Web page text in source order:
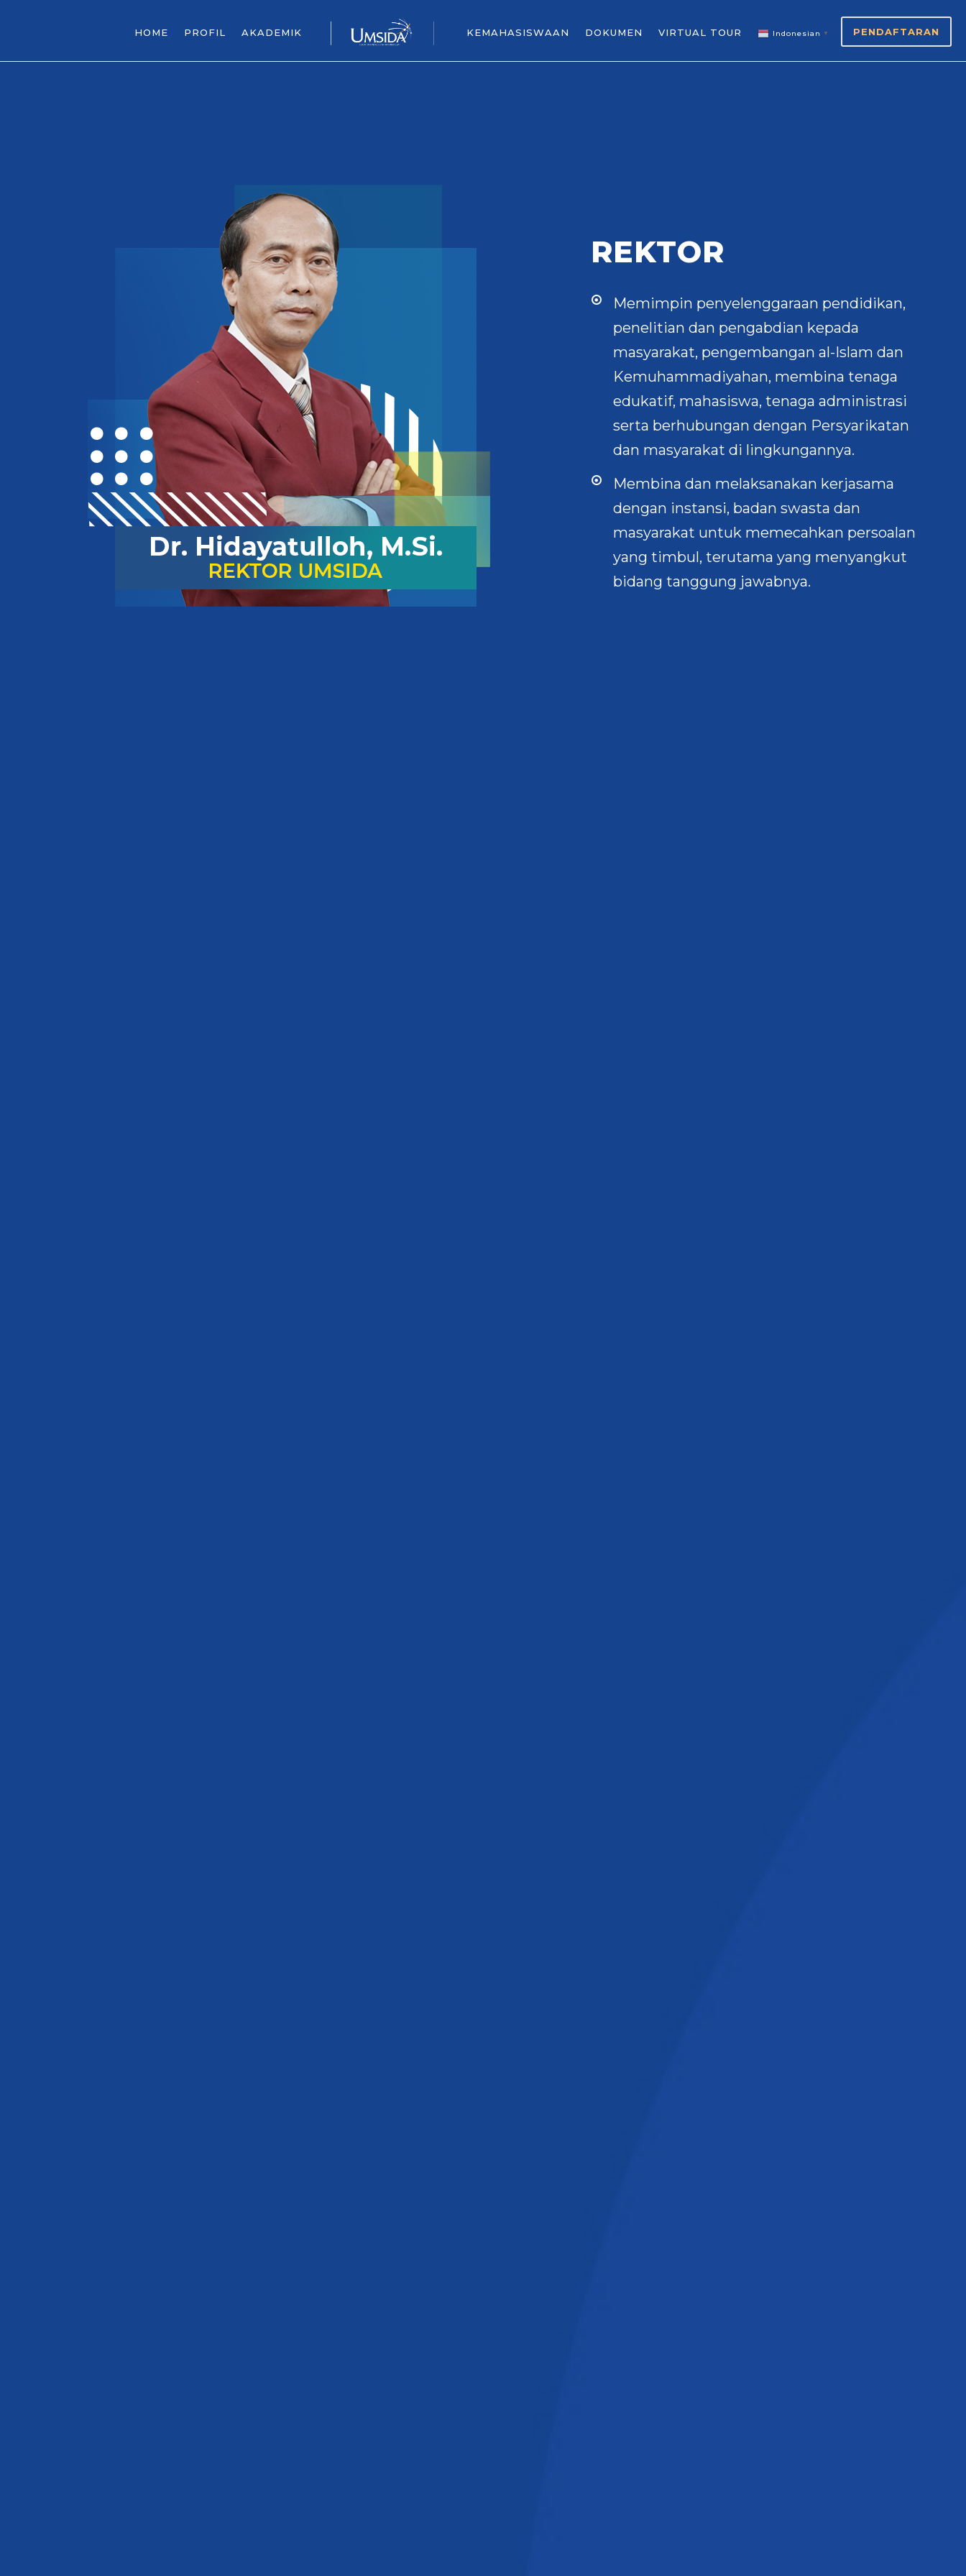
HOME PROFIL AKADEMIK KEMAHASISWAAN DOKUMEN VIRTUAL TOUR Indonesian ▼ PENDAFTARAN
REKTOR
Memimpin penyelenggaraan pendidikan,
penelitian dan pengabdian kepada
masyarakat, pengembangan al-Islam dan
Kemuhammadiyahan, membina tenaga
edukatif, mahasiswa, tenaga administrasi
serta berhubungan dengan Persyarikatan
dan masyarakat di lingkungannya.
Membina dan melaksanakan kerjasama
dengan instansi, badan swasta dan
masyarakat untuk memecahkan persoalan
yang timbul, terutama yang menyangkut
bidang tanggung jawabnya.